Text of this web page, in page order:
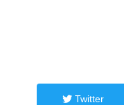
Twitter